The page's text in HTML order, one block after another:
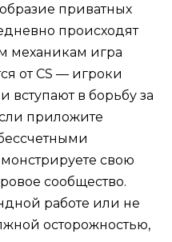
приватных
происходят
механикам игра
от CS — игроки
вступают в борьбу за
приложите
свою
сообщество.
работе или не
осторожностью,